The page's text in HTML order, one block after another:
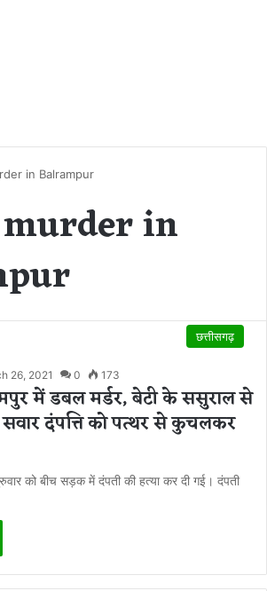
in Balrampur
in
छत्तीसगढ़
26, 2021 0 173
में डबल मर्डर, बेटी के ससुराल से
दंपत्ति को पत्थर से कुचलकर
को बीच सड़क में दंपती की हत्या कर दी गई। दंपती